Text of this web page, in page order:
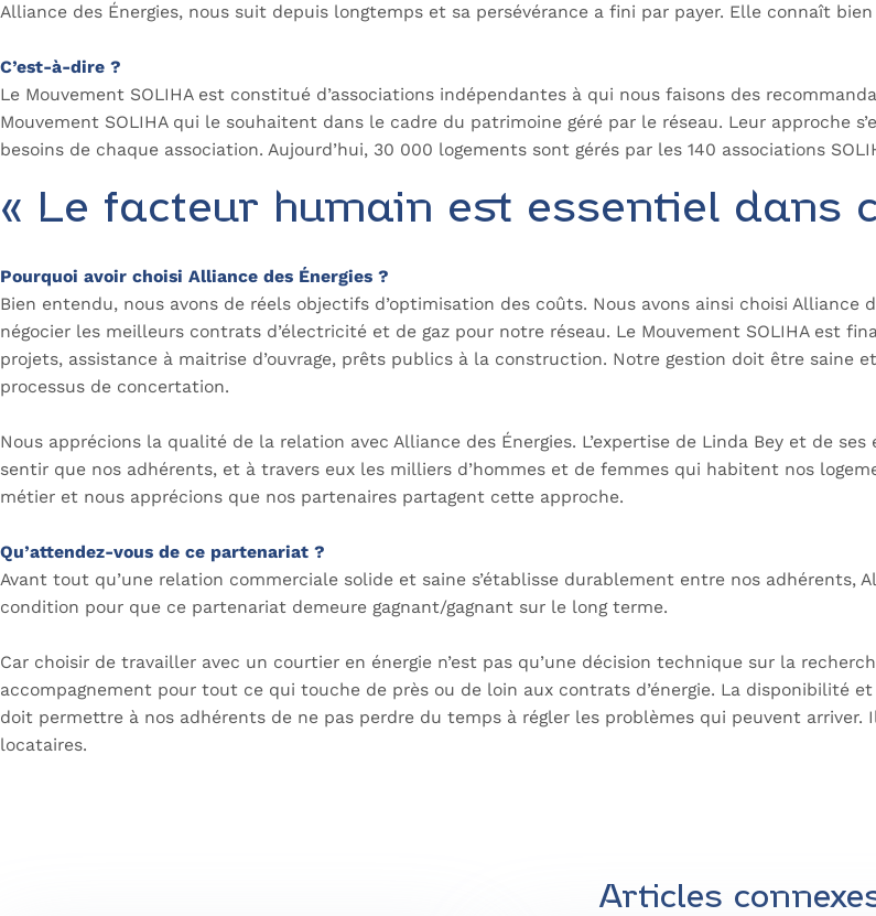
Alliance des Énergies, nous suit depuis longtemps et sa persévérance a fini par payer. Elle connaît
C’est-à-dire ?
Le Mouvement SOLIHA est constitué d’associations indépendantes à qui nous faisons des
Mouvement SOLIHA qui le souhaitent dans le cadre du patrimoine géré par le réseau. Leur approche
besoins de chaque association. Aujourd’hui, 30 000 logements sont gérés par les 140 associations
« Le facteur humain est essentiel dans
Pourquoi avoir choisi Alliance des Énergies ?
Bien entendu, nous avons de réels objectifs d’optimisation des coûts. Nous avons ainsi choisi
négocier les meilleurs contrats d’électricité et de gaz pour notre réseau. Le Mouvement SOLIHA est
projets, assistance à maitrise d’ouvrage, prêts publics à la construction. Notre gestion doit être saine
processus de concertation.
Nous apprécions la qualité de la relation avec Alliance des Énergies. L’expertise de Linda Bey et de
sentir que nos adhérents, et à travers eux les milliers d’hommes et de femmes qui habitent nos
métier et nous apprécions que nos partenaires partagent cette approche.
Qu’attendez-vous de ce partenariat ?
Avant tout qu’une relation commerciale solide et saine s’établisse durablement entre nos adhérents,
condition pour que ce partenariat demeure gagnant/gagnant sur le long terme.
Car choisir de travailler avec un courtier en énergie n’est pas qu’une décision technique sur la
accompagnement pour tout ce qui touche de près ou de loin aux contrats d’énergie. La disponibilité
doit permettre à nos adhérents de ne pas perdre du temps à régler les problèmes qui peuvent
locataires.
Articles